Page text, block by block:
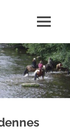
MENU